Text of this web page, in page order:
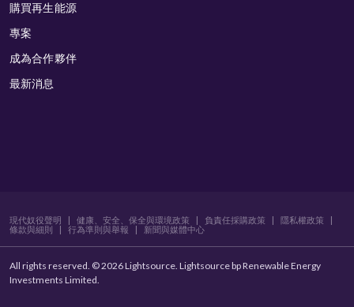
購買再生能源
專案
成為合作夥伴
最新消息
現代奴役聲明 | 健康、安全、保全與環境政策 | 負責任採購政策 | 隱私權政策
|
條款與細則
| 行為準則與舉報 | 新聞與媒體中心
All rights reserved. © 2026 Lightsource. Lightsource bp Renewable Energy
Investments Limited.